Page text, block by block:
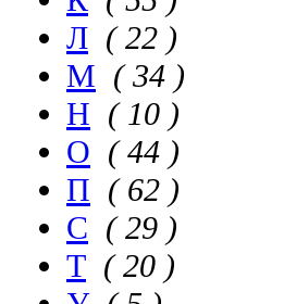
Л ( 22 )
М ( 34 )
Н ( 10 )
О ( 44 )
П ( 62 )
С ( 29 )
Т ( 20 )